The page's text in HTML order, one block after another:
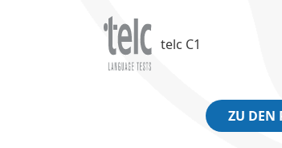
telc C1
ZU DEN